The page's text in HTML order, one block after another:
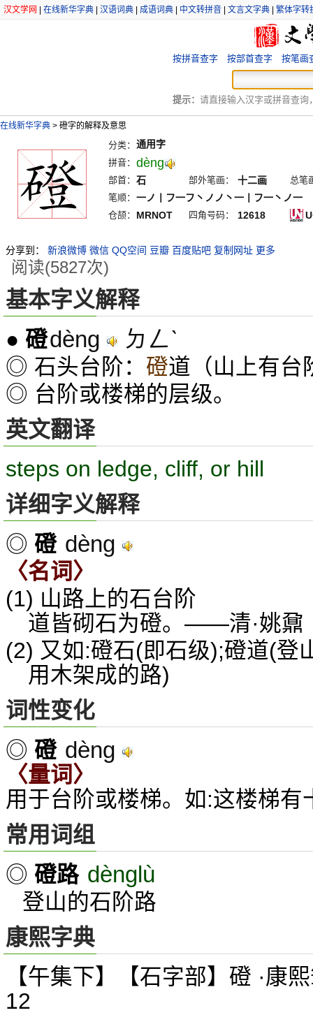
汉文学网 在线新华字典 汉语词典 成语词典 中文转拼音 文言文字典 繁体字转
按拼音查字 按部首查字 按笔画
提示： 请直接输入汉字或拼音查询
在线新华字典 > 磴字的解释及意思
分类： 通用字
拼音： dèng
部首： 石 部外笔画： 十二画
总笔
笔顺： 一ノ丨フ一フ丶ノノ丶一丨フ一丶ノ一
仓颉： MRNOT 四角号码： 12618
分享到： 新浪微博 微信 QQ空间 豆瓣 百度贴吧 复制网址 更多
阅读(5827次)
基本字义解释
● 磴dèng ㄉㄥˋ
◎ 石头台阶： 磴道（山上有台
◎ 台阶或楼梯的层级。
英文翻译
steps on ledge, cliff, or hill
详细字义解释
◎ 磴 dèng
〈名词〉
(1) 山路上的石台阶
道皆砌石为磴。——清·姚鼐
(2) 又如:磴石(即石级);磴道(登
用木架成的路)
词性变化
◎ 磴 dèng
〈量词〉
用于台阶或楼梯。如:这楼梯有
常用词组
◎ 磴路 dènglù
登山的石阶路
康熙字典
【午集下】【石字部】磴 ·康
12